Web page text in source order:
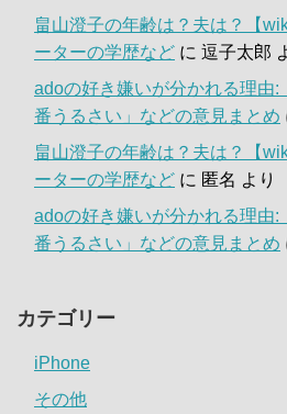
畠山澄子の年齢は？夫は？【
ーターの学歴など に 逗子太郎
adoの好き嫌いが分かれる理由:
番うるさい」などの意見まとめ
畠山澄子の年齢は？夫は？【
ーターの学歴など に 匿名 より
adoの好き嫌いが分かれる理由:
番うるさい」などの意見まとめ
カテゴリー
iPhone
その他